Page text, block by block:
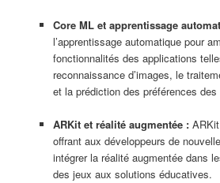
Core ML et apprentissage
l’apprentissage automatique pour
fonctionnalités des applications
reconnaissance d’images, le
et la prédiction des préférences
ARKit et réalité augmentée :ARKit
offrant aux développeurs de
intégrer la réalité augmentée dans
des jeux aux solutions éducatives.